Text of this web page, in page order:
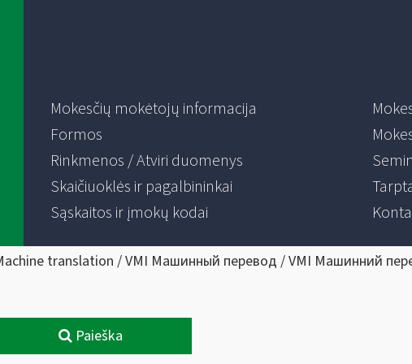
Mokesčių mokėtojų informacija
Formos
Rinkmenos / Atviri duomenys
Skaičiuoklės ir pagalbininkai
Sąskaitos ir įmokų kodai
translation / VMI Машинный перевод / VMI Машинний
Paieška